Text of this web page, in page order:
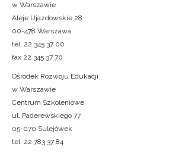
w Warszawie
Aleje Ujazdowskie 28
00-478 Warszawa
tel. 22 345 37 00
fax 22 345 37 70
Ośrodek Rozwoju Edukacji
w Warszawie
Centrum Szkoleniowe
ul. Paderewskiego 77
05-070 Sulejówek
tel. 22 783 37 84